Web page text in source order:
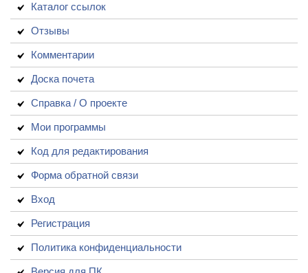
Каталог ссылок
Отзывы
Комментарии
Доска почета
Справка / О проекте
Мои программы
Код для редактирования
Форма обратной связи
Вход
Регистрация
Политика конфиденциальности